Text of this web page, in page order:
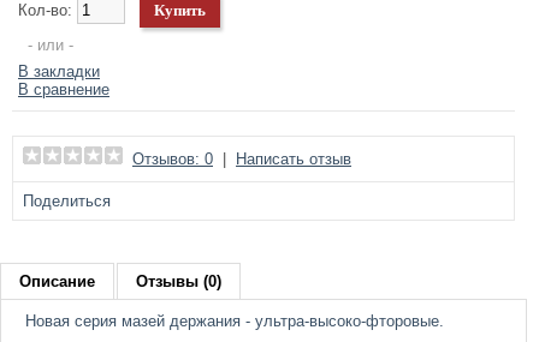
Кол-во:
- или -
В закладки
В сравнение
Отзывов: 0 Написать отзыв
Поделиться
Описание Отзывы (0)
Новая серия мазей держания - ультра-высоко-фторовые.